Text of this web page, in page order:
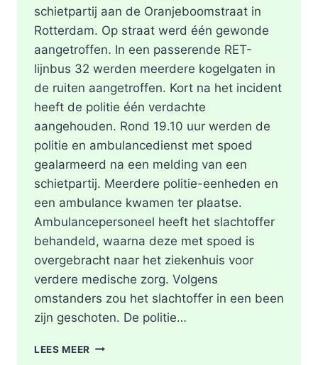
schietpartij aan de Oranjeboomstraat in
Rotterdam. Op straat werd één gewonde
aangetroffen. In een passerende RET-
lijnbus 32 werden meerdere kogelgaten in
de ruiten aangetroffen. Kort na het incident
heeft de politie één verdachte
aangehouden. Rond 19.10 uur werden de
politie en ambulancedienst met spoed
gealarmeerd na een melding van een
schietpartij. Meerdere politie-eenheden en
een ambulance kwamen ter plaatse.
Ambulancepersoneel heeft het slachtoffer
behandeld, waarna deze met spoed is
overgebracht naar het ziekenhuis voor
verdere medische zorg. Volgens
omstanders zou het slachtoffer in een been
zijn geschoten. De politie…
LEES MEER SCHOTEN